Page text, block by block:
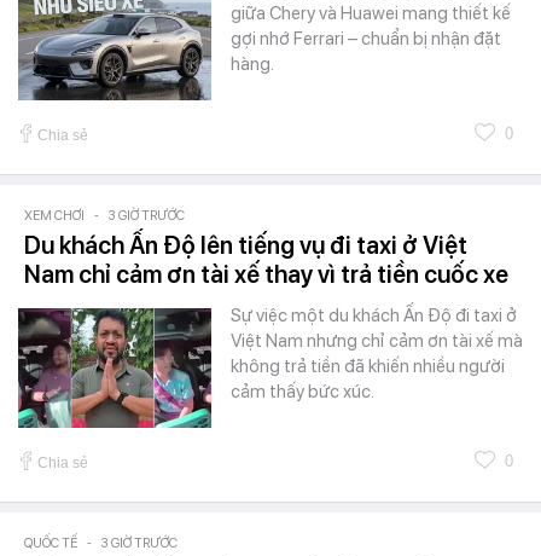
giữa Chery và Huawei mang thiết kế
gợi nhớ Ferrari – chuẩn bị nhận đặt
hàng.
Chia sẻ 0
XEM CHƠI - 3 GIỜ TRƯỚC
Du khách Ấn Độ lên tiếng vụ đi taxi ở Việt
Nam chỉ cảm ơn tài xế thay vì trả tiền cuốc xe
Sự việc một du khách Ấn Độ đi taxi ở
Việt Nam nhưng chỉ cảm ơn tài xế mà
không trả tiền đã khiến nhiều người
cảm thấy bức xúc.
Chia sẻ 0
QUỐC TẾ - 3 GIỜ TRƯỚC